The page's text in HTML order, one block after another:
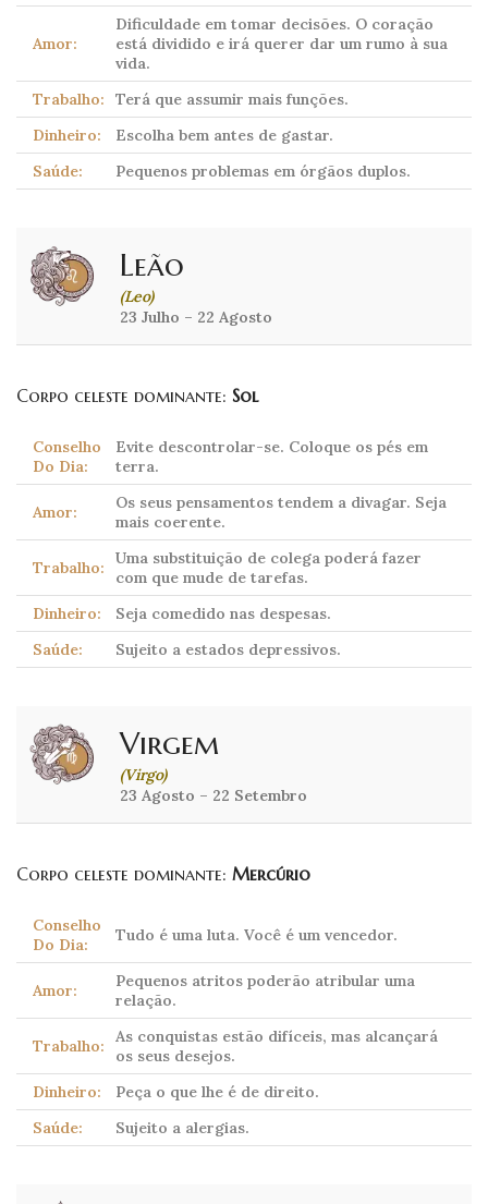
Amor:
Dificuldade em tomar decisões. O coração
está dividido e irá querer dar um rumo à sua
vida.
Trabalho:
Terá que assumir mais funções.
Dinheiro:
Escolha bem antes de gastar.
Saúde:
Pequenos problemas em órgãos duplos.
Leão
(Leo)
23 Julho – 22 Agosto
Corpo celeste dominante: Sol
Conselho
Do Dia:
Evite descontrolar-se. Coloque os pés em
terra.
Amor:
Os seus pensamentos tendem a divagar. Seja
mais coerente.
Trabalho:
Uma substituição de colega poderá fazer
com que mude de tarefas.
Dinheiro:
Seja comedido nas despesas.
Saúde:
Sujeito a estados depressivos.
Virgem
(Virgo)
23 Agosto – 22 Setembro
Corpo celeste dominante: Mercúrio
Conselho
Do Dia:
Tudo é uma luta. Você é um vencedor.
Amor:
Pequenos atritos poderão atribular uma
relação.
Trabalho:
As conquistas estão difíceis, mas alcançará
os seus desejos.
Dinheiro:
Peça o que lhe é de direito.
Saúde:
Sujeito a alergias.